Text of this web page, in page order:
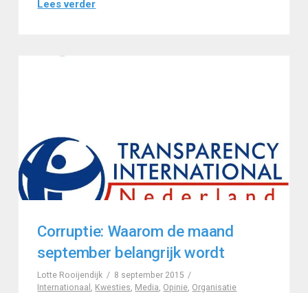
Lees verder
Corruptie: Waarom de maand
september belangrijk wordt
Lotte Rooijendijk
8 september 2015
Internationaal , Kwesties, Media, Opinie, Organisatie